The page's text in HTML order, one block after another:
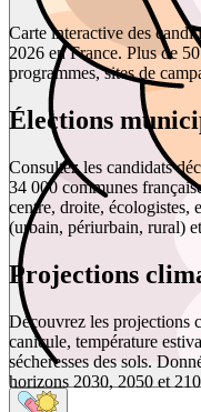
Carte interactive des
2026 en France. Plus de
programmes, sites de
Élections
Consultez les candidats
34 000 communes
centre, droite, écologistes,
(urbain, périurbain, rural)
Projections
Découvrez les projections
canicule, température
sécheresses des sols.
horizons 2030, 2050 et